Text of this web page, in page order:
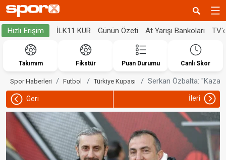
Hızlı Erişim İLK11 KUR Günün Özeti At Yarışı Bankoları
Takımım Fikstür Puan Durumu Canlı Skor
Spor Haberleri Futbol Türkiye Kupası Serkan Özbalta:
Geri İleri